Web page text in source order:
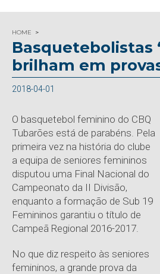
HOME
Basquetebolistas
brilham em
2018-04-01
O basquetebol feminino do CBQ
Tubarões está de parabéns. Pela
primeira vez na história do clube
a equipa de seniores femininos
disputou uma Final Nacional do
Campeonato da II Divisão,
enquanto a formação de Sub 19
Femininos garantiu o título de
Campeã Regional 2016-2017.
No que diz respeito às seniores
femininos, a grande prova da